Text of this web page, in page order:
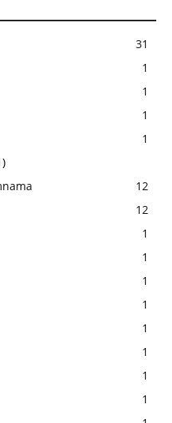
31
1
1
1
1
12
12
1
1
1
1
1
1
1
1